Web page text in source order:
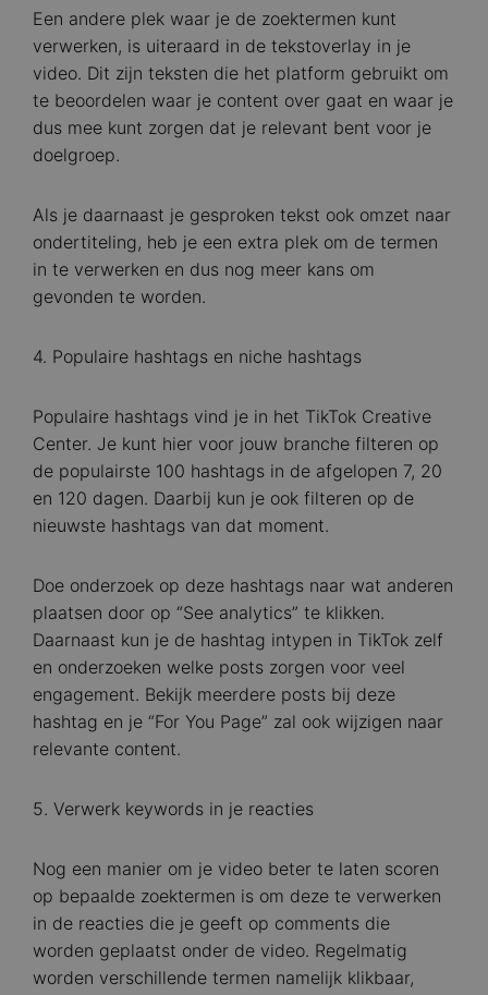
Een andere plek waar je de zoektermen kunt
verwerken, is uiteraard in de tekstoverlay in je
video. Dit zijn teksten die het platform gebruikt om
te beoordelen waar je content over gaat en waar je
dus mee kunt zorgen dat je relevant bent voor je
doelgroep.
Als je daarnaast je gesproken tekst ook omzet naar
ondertiteling, heb je een extra plek om de termen
in te verwerken en dus nog meer kans om
gevonden te worden.
4. Populaire hashtags en niche hashtags
Populaire hashtags vind je in het TikTok Creative
Center. Je kunt hier voor jouw branche filteren op
de populairste 100 hashtags in de afgelopen 7, 20
en 120 dagen. Daarbij kun je ook filteren op de
nieuwste hashtags van dat moment.
Doe onderzoek op deze hashtags naar wat anderen
plaatsen door op “See analytics” te klikken.
Daarnaast kun je de hashtag intypen in TikTok zelf
en onderzoeken welke posts zorgen voor veel
engagement. Bekijk meerdere posts bij deze
hashtag en je “For You Page” zal ook wijzigen naar
relevante content.
5. Verwerk keywords in je reacties
Nog een manier om je video beter te laten scoren
op bepaalde zoektermen is om deze te verwerken
in de reacties die je geeft op comments die
worden geplaatst onder de video. Regelmatig
worden verschillende termen namelijk klikbaar,